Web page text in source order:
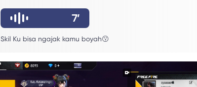
7’
Skil Ku bisa ngajak kamu boyah😗